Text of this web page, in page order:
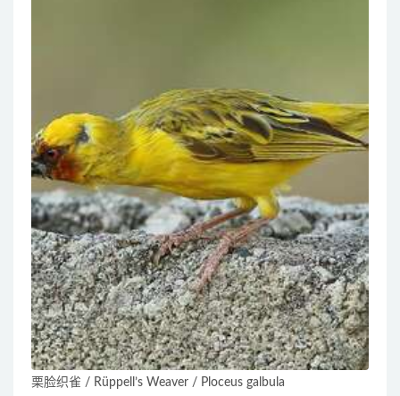
栗脸织雀 / Rüppell’s Weaver / Ploceus galbula